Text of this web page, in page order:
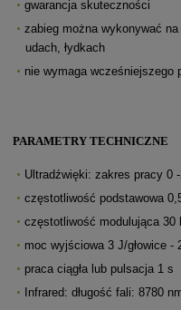
gwarancja skuteczności
zabieg można wykonywać
udach, łydkach
nie wymaga wcześniejszego
PARAMETRY TECHNICZNE
Ultradźwięki: zakres pracy 0
częstotliwość podstawowa
częstotliwość modulująca 30
moc wyjściowa 3 J/głowice -
praca ciągła lub pulsacja 1 s
Infrared: długość fali: 8780